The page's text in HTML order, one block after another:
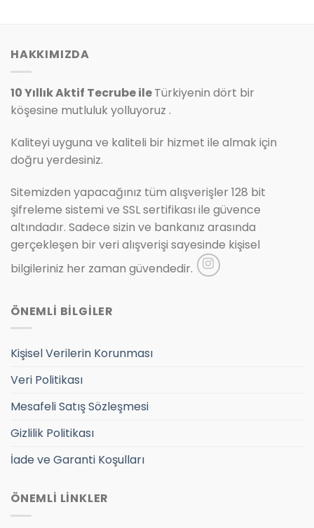
HAKKIMIZDA
10 Yıllık Aktif Tecrube ileTürkiyenin dört bir
köşesine mutluluk yolluyoruz .
Kaliteyi uyguna ve kaliteli bir hizmet ile almak için
doğru yerdesiniz.
Sitemizden yapacağınız tüm alışverişler 128 bit
şifreleme sistemi ve SSL sertifikası ile güvence
altındadır. Sadece sizin ve bankanız arasında
gerçekleşen bir veri alışverişi sayesinde kişisel
bilgileriniz her zaman güvendedir.
ÖNEMLİ BİLGİLER
Kişisel Verilerin Korunması
Veri Politikası
Mesafeli Satış Sözleşmesi
Gizlilik Politikası
İade ve Garanti Koşulları
ÖNEMLİ LİNKLER